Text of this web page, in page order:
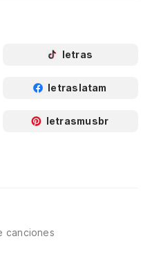
letras
letraslatam
letrasmusbr
canciones